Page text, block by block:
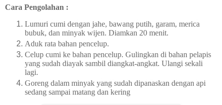
Cara Pengolahan :
Lumuri cumi dengan jahe, bawang putih, garam, merica
bubuk, dan minyak wijen. Diamkan 20 menit.
Aduk rata bahan pencelup.
Celup cumi ke bahan pencelup. Gulingkan di bahan pelapis
yang sudah diayak sambil diangkat-angkat. Ulangi sekali
lagi.
Goreng dalam minyak yang sudah dipanaskan dengan api
sedang sampai matang dan kering